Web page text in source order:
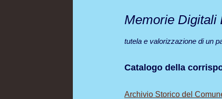
Memorie Digitali
tutela e valorizzazione di un
Catalogo della
Archivio Storico del